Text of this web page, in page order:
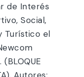
de Interés
Social,
Turístico el